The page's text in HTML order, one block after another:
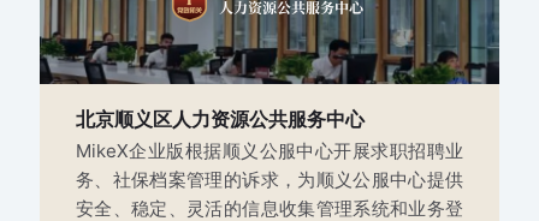
北京顺义区人力资源公共服务中心
MikeX企业版根据顺义公服中心开展求职招聘业
务、社保档案管理的诉求，为顺义公服中心提供
安全、稳定、灵活的信息收集管理系统和业务登